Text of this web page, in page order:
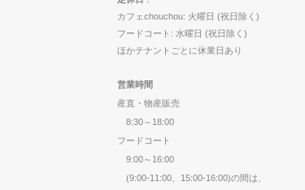
カフェchouchou: 火曜日 (祝日除く)
フードコート: 水曜日 (祝日除く)
ほかテナントごとに休業日あり
営業時間
産直・物産販売
8:30～18:00
フードコート
9:00～16:00
(9:00-11:00、15:00-16:00)の間は、